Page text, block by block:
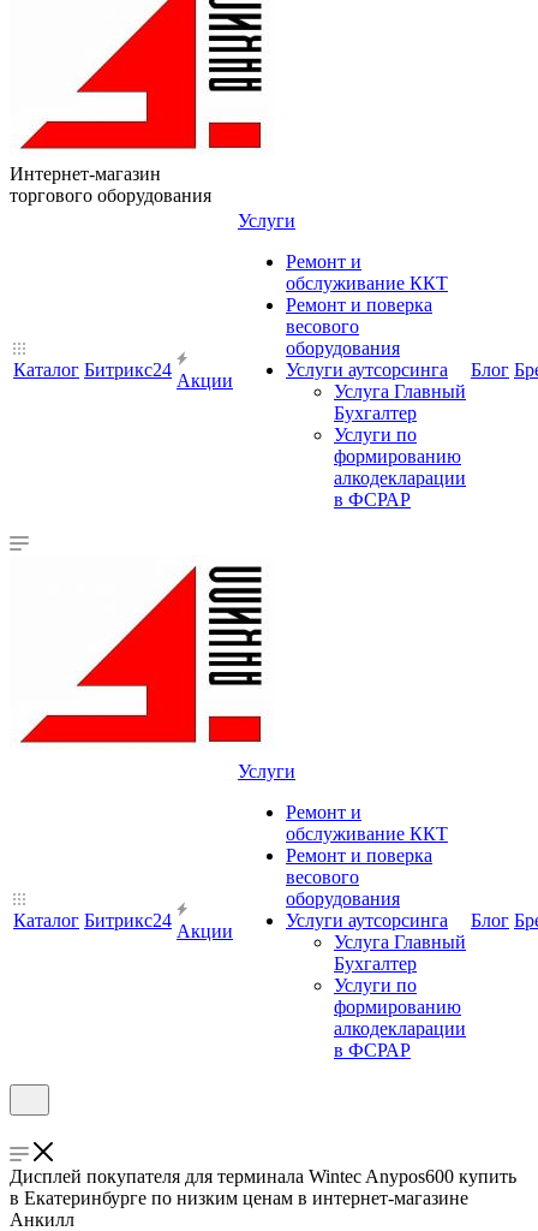
Интернет-магазин
торгового оборудования
Каталог Битрикс24
Акции
Услуги
Ремонт и
обслуживание ККТ
Ремонт и поверка
весового
оборудования
Услуги аутсорсинга
Услуга Главный
Бухгалтер
Услуги по
формированию
алкодекларации
в ФСРАР
Блог
Каталог Битрикс24
Акции
Услуги
Ремонт и
обслуживание ККТ
Ремонт и поверка
весового
оборудования
Услуги аутсорсинга
Услуга Главный
Бухгалтер
Услуги по
формированию
алкодекларации
в ФСРАР
Блог
Дисплей покупателя для терминала Wintec Anypos600 купить
в Екатеринбурге по низким ценам в интернет-магазине
Анкилл